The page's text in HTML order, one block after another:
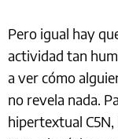
Pero igual hay
actividad tan
a ver cómo
no revela nada.
hipertextual